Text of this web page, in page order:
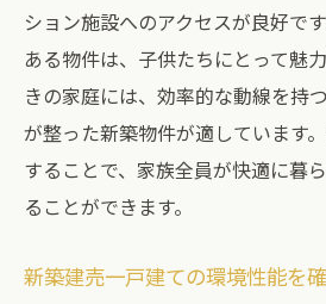
ション施設へのアクセスが良好で
ある物件は、子供たちにとって魅
きの家庭には、効率的な動線を持
が整った新築物件が適しています
することで、家族全員が快適に暮
ることができます。
新築建売一戸建ての環境性能を